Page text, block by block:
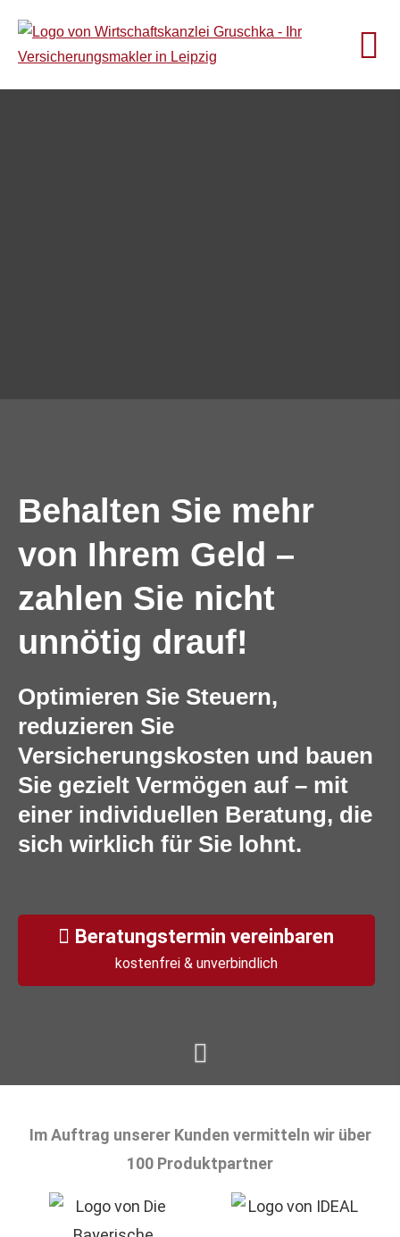
Behalten Sie mehr
von Ihrem Geld –
zahlen Sie nicht
unnötig drauf!
Optimieren Sie Steuern,
reduzieren Sie
Versicherungskosten und bauen
Sie gezielt Vermögen auf – mit
einer individuellen Beratung, die
sich wirklich für Sie lohnt.
Beratungstermin vereinbaren
kostenfrei & unverbindlich
Im Auftrag unserer Kunden vermitteln wir über
100 Produktpartner